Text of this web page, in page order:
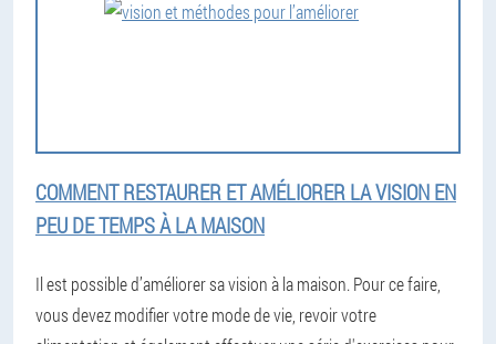
COMMENT RESTAURER ET AMÉLIORER LA VISION EN
PEU DE TEMPS À LA MAISON
Il est possible d’améliorer sa vision à la maison. Pour ce faire,
vous devez modifier votre mode de vie, revoir votre